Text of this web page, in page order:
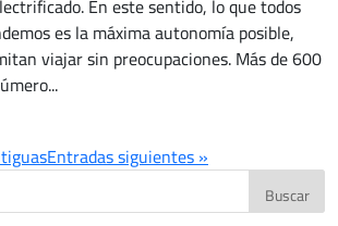
En este sentido, lo que todos
es la máxima autonomía posible,
viajar sin preocupaciones. Más de 600
Entradas siguientes »